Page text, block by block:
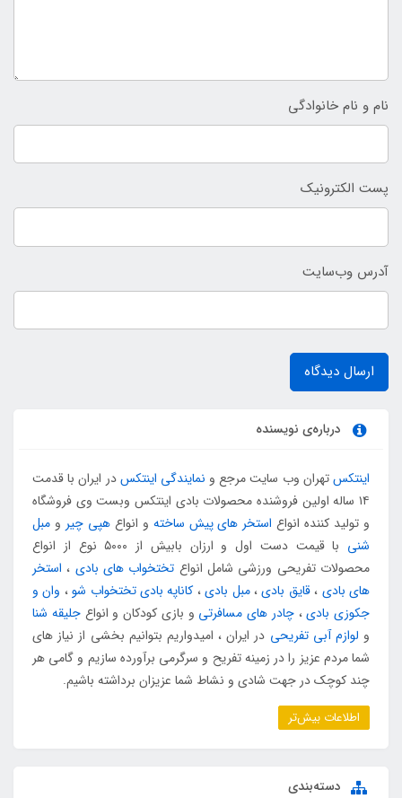
نام و نام خانوادگی
پست الکترونیک
آدرس وب‌سایت
ارسال دیدگاه
درباره‌ی نویسنده
اینتکستهران وب سایت مرجع و نمایندگی اینتکسدر ایران با قدمت
۱۴ ساله اولین فروشنده محصولات بادی اینتکس وبست وی فروشگاه
و تولید کننده انواع استخر های پیش ساخته و انواعهپی چیر و مبل
شنی
با قیمت دست اول و ارزان بابیش از ۵۰۰۰ نوع از انواع
محصولات تفریحی ورزشی شامل انواع تختخواب های بادی ، استخر
های بادی ،قایق بادی،مبل بادی، کاناپه بادی تختخواب شو، وان و
جکوزی بادی،چادر های مسافرتی و بازی کودکان و انواعجلیقه شنا
و لوازم آبی تفریحی در ایران ، امیدواریم بتوانیم بخشی از نیاز های
شما مردم عزیز را در زمینه تفریح و سرگرمی برآورده سازیم و گامی هر
چند کوچک در جهت شادی و نشاط شما عزیزان برداشته باشیم.
اطلاعات بیش‌تر
دسته‌بندی